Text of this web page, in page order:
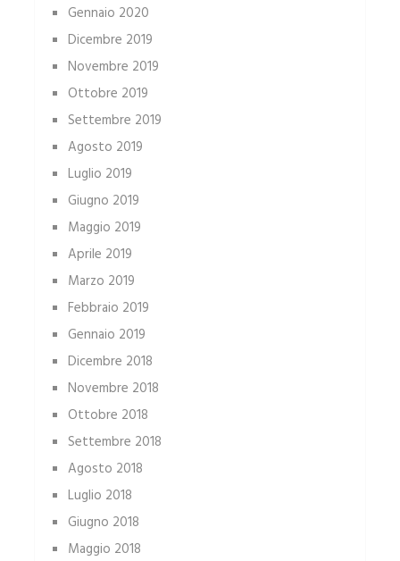
Gennaio 2020
Dicembre 2019
Novembre 2019
Ottobre 2019
Settembre 2019
Agosto 2019
Luglio 2019
Giugno 2019
Maggio 2019
Aprile 2019
Marzo 2019
Febbraio 2019
Gennaio 2019
Dicembre 2018
Novembre 2018
Ottobre 2018
Settembre 2018
Agosto 2018
Luglio 2018
Giugno 2018
Maggio 2018